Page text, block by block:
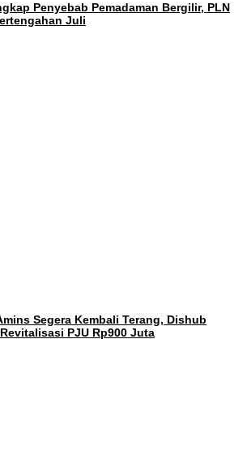
Penyebab Pemadaman Bergilir, PLN
Juli
Segera Kembali Terang, Dishub
PJU Rp900 Juta